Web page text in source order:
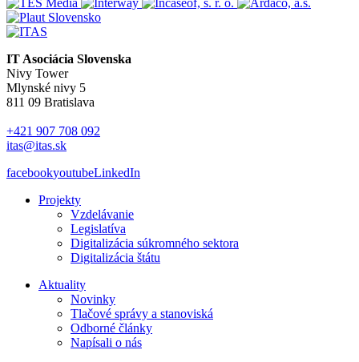
IT Asociácia Slovenska
Nivy Tower
Mlynské nivy 5
811 09 Bratislava
+421 907 708 092
itas@itas.sk
facebookyoutubeLinkedIn
Projekty
Vzdelávanie
Legislatíva
Digitalizácia súkromného sektora
Digitalizácia štátu
Aktuality
Novinky
Tlačové správy a stanoviská
Odborné články
Napísali o nás